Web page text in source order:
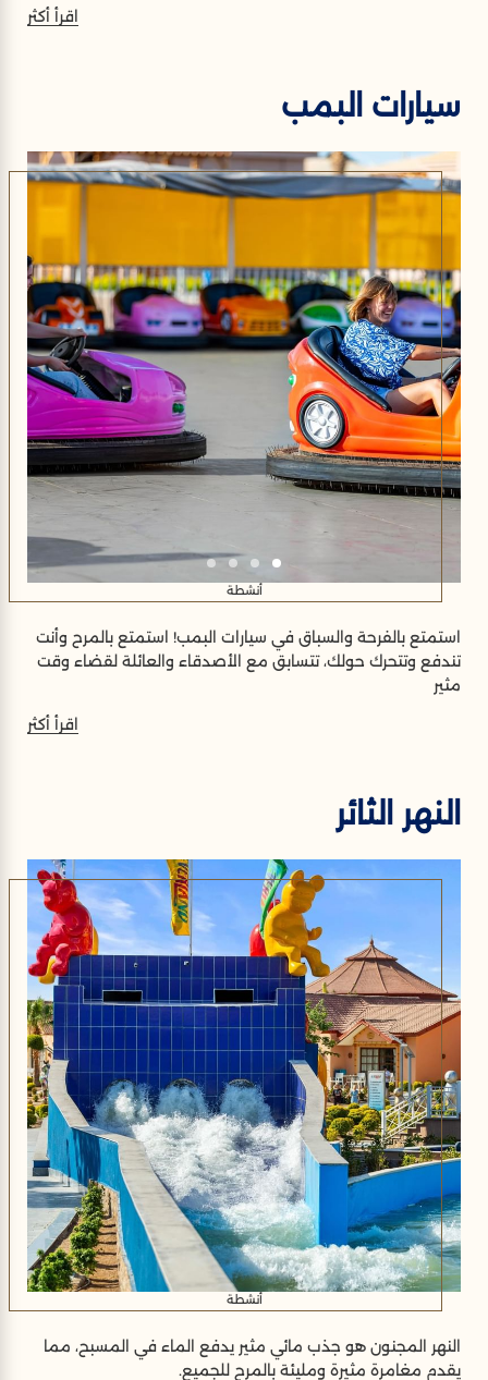
اقرأ أكثر
سيارات البمب
أنشطة
استمتع بالفرحة والسباق في سيارات البمب! استمتع بالمرح وأنت
تندفع وتتحرك حولك، تتسابق مع الأصدقاء والعائلة لقضاء وقت
مثير
اقرأ أكثر
النهر الثائر
أنشطة
النهر المجنون هو جذب مائي مثير يدفع الماء في المسبح، مما
يقدم مغامرة مثيرة ومليئة بالمرح للجميع.